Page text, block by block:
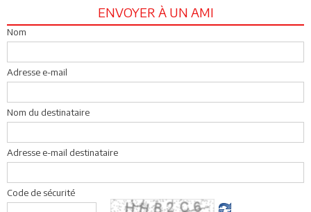
ENVOYER À UN AMI
Nom
Adresse e-mail
Nom du destinataire
Adresse e-mail destinataire
Code de sécurité